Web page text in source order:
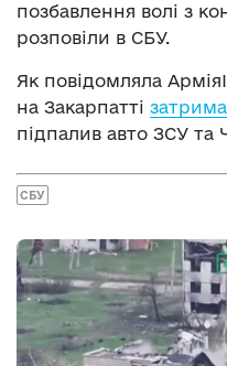
позбавлення волі з
розповіли в СБУ.
Як повідомляла
на Закарпатті
підпалив авто ЗСУ та
СБУ